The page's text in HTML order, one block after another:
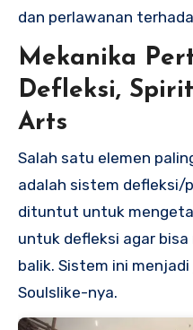
dan perlawanan
Mekanika
Defleksi,
Arts
Salah satu elemen
adalah sistem defleksi/
dituntut untuk
untuk defleksi agar
balik. Sistem ini
Soulslike-nya.